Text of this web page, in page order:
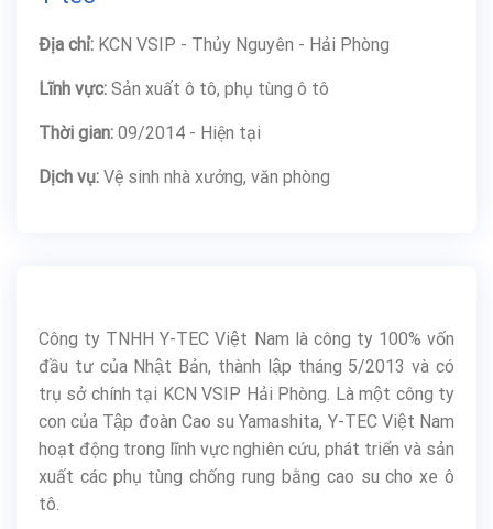
Địa chỉ: KCN VSIP - Thủy Nguyên - Hải Phòng
Lĩnh vực: Sản xuất ô tô, phụ tùng ô tô
Thời gian: 09/2014 - Hiện tại
Dịch vụ: Vệ sinh nhà xưởng, văn phòng
Công ty TNHH Y-TEC Việt Nam là công ty 100% vốn
đầu tư của Nhật Bản, thành lập tháng 5/2013 và có
trụ sở chính tại KCN VSIP Hải Phòng. Là một công ty
con của Tập đoàn Cao su Yamashita, Y-TEC Việt Nam
hoạt động trong lĩnh vực nghiên cứu, phát triển và sản
xuất các phụ tùng chống rung bằng cao su cho xe ô
tô.